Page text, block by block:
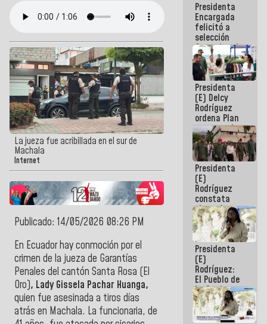
La jueza fue acribillada en el sur de
Machala
Internet
Publicado: 14/05/2026 08:26 PM
En Ecuador hay conmoción por el
crimen de la jueza de Garantías
Penales del cantón Santa Rosa (El
Oro), Lady Gissela Pachar Huanga,
quien fue asesinada a tiros días
atrás en Machala. La funcionaria, de
Presidenta
Encargada
felicitó a
selección
femenina de
baloncesto
por su
clasificación
a la
AmeriCup
2027
Presidenta
(E) Delcy
Rodríguez
ordena Plan
maestro de
desarrollo
logístico y
turístico
para La
Guaira
Presidenta
(E)
Rodríguez
constata
obras de
rehabilitación
de Escuela
Militar de
Mamo en La
Guaira
Presidenta
(E)
Rodríguez:
El Pueblo de
La Guaira
siempre
estará
acompañada